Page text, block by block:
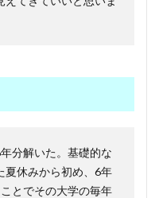
分解いた。基礎的な
夏休みから初め、6年
とでその大学の毎年